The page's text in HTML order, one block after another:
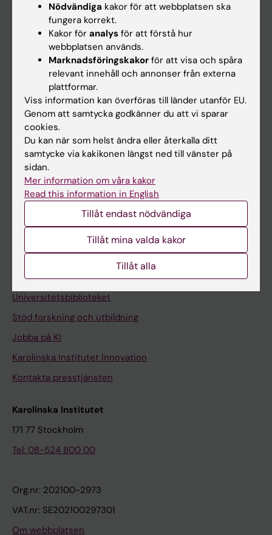
Kalender
Student
Canvas
Schema
Studentmejlen
Kurs- och programwebbar
Student på KI
Medarbetare
Medarbetarportalen
Kontakta och besök KI
Universitetsbiblioteket
Stöd forskning och utbildning
Jobba på KI
Karolinska Institutet Innovation
Kontakta presstjänsten
Karolinska Institutet
171 77 Stockholm
Tel: 08-524 800 00
Org.nr: 202100-2973
VAT.nr: SE202100297301
Om webbplatsen
Nödvändiga kakor för att webbplatsen ska
fungera korrekt.
Kakor för analys för att förstå hur
webbplatsen används.
Marknadsföringskakor för att visa och spåra
relevant innehåll och annonser från externa
plattformar.
Viss information kan överföras till länder utanför EU.
Genom att samtycka godkänner du att vi sparar
cookies.
Du kan när som helst ändra eller återkalla ditt
samtycke via kakikonen längst ned till vänster på
sidan.
Mer information om våra kakor
Read this information in English
Tillåt endast nödvändiga
Tillåt mina valda kakor
Tillåt alla